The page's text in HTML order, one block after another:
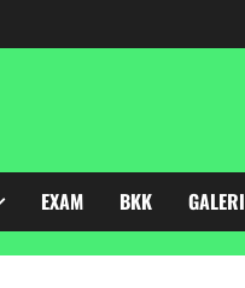
EXAM BKK GALERI